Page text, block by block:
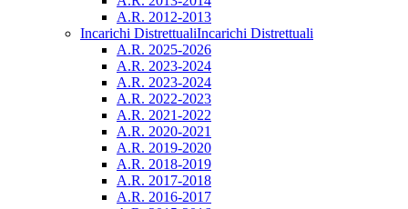
A.R. 2012-2013
Incarichi DistrettualiIncarichi Distrettuali
A.R. 2025-2026
A.R. 2023-2024
A.R. 2023-2024
A.R. 2022-2023
A.R. 2021-2022
A.R. 2020-2021
A.R. 2019-2020
A.R. 2018-2019
A.R. 2017-2018
A.R. 2016-2017